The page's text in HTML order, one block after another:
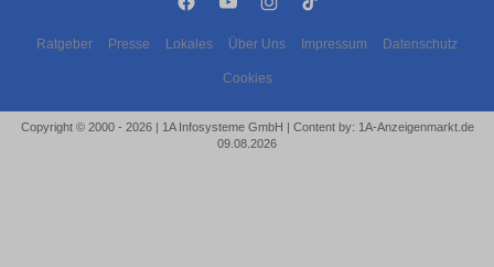
Ratgeber Presse Lokales Über Uns Impressum Datenschutz
Cookies
Copyright © 2000 - 2026 | 1A Infosysteme GmbH | Content by: 1A-Anzeigenmarkt.de
09.08.2026